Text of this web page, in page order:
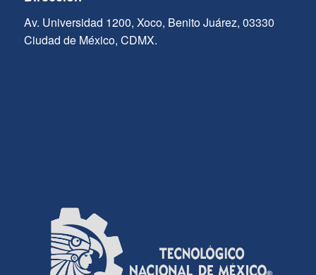
Av. Universidad 1200, Xoco, Benito Juárez, 03330
Ciudad de México, CDMX.